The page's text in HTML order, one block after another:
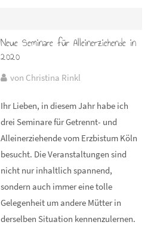
Neue Seminare für Alleinerziehende in
2020
von Christina Rinkl
Ihr Lieben, in diesem Jahr habe ich
drei Seminare für Getrennt- und
Alleinerziehende vom Erzbistum Köln
besucht. Die Veranstaltungen sind
nicht nur inhaltlich spannend,
sondern auch immer eine tolle
Gelegenheit um andere Mütter in
derselben Situation kennenzulernen.